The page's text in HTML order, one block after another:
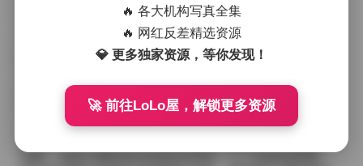
选择上，既有简约的白色棉麻衬衫搭配高腰阔腿裤，也
有亮色的丝绸连衣裙与细带凉鞋的组合，材质上的对比
让整体视觉层次分明。有的系列里还会出现皮质外套或
针织钉珠装饰，细节处理上能看到设计师对面料纹理的
从整体氛围来说，这套合集更像是一本随时可翻阅的视
光影、色彩与模特的自然状态讲述一个个安静的故事。
🔥 各大机构写真全集
🔥 网红反差精选资源
💎 更多独家资源，等你发现！
🚀 前往LoLo屋，解锁更多资源